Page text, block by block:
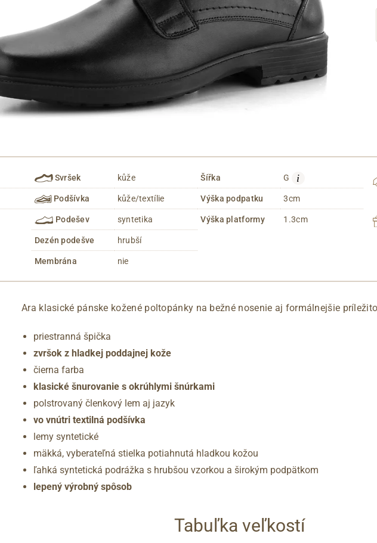
Svršek kůže
Podšívka kůže/textílie
Podešev syntetika
Dezén podešve hrubší
Membrána nie
Šířka G i
Výška podpatku 3cm
Výška platformy 1.3cm
Ara klasické pánske kožené poltopánky na bežné nosenie aj formálnejšie
priestranná špička
zvršok z hladkej poddajnej kože
čierna farba
klasické šnurovanie s okrúhlymi šnúrkami
polstrovaný členkový lem aj jazyk
vo vnútri textilná podšívka
lemy syntetické
mäkká, vyberateľná stielka potiahnutá hladkou kožou
ľahká syntetická podrážka s hrubšou vzorkou a širokým podpätkom
lepený výrobný spôsob
Tabuľka veľkostí